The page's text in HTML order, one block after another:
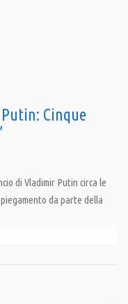
Putin: Cinque
di Vladimir Putin circa le
da parte della